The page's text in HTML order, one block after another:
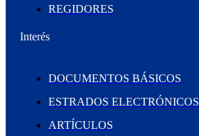
REGIDORES
Interés
DOCUMENTOS BÁSICOS
ESTRADOS ELECTRÓNICOS
ARTÍCULOS